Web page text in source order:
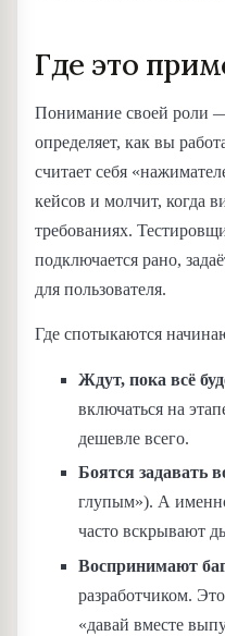
Где это
Понимание своей роли —
определяет, как вы
считает себя
кейсов и молчит, когда
требованиях.
подключается рано,
для пользователя.
Где спотыкаются
Ждут, пока всё
включаться на
дешевле всего.
Боятся задавать
глупым»). А
часто вскрывают
Воспринимают
разработчиком.
«давай вместе